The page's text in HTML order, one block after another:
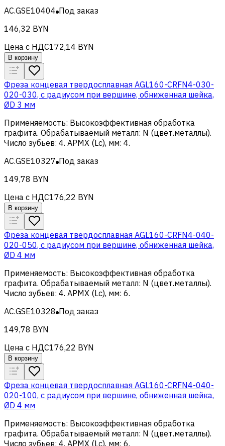
AC.GSE10404 Под заказ
146,32 BYN
Цена с НДС172,14 BYN
В корзину
Фреза концевая твердосплавная AGL160-CRFN4-030-
020-030, с радиусом при вершине, обниженная шейка,
ØD 3 мм
Применяемость: Высокоэффективная обработка
графита. Обрабатываемый металл: N (цвет.металлы).
Число зубьев: 4. APMX (Lc), мм: 4.
AC.GSE10327 Под заказ
149,78 BYN
Цена с НДС176,22 BYN
В корзину
Фреза концевая твердосплавная AGL160-CRFN4-040-
020-050, с радиусом при вершине, обниженная шейка,
ØD 4 мм
Применяемость: Высокоэффективная обработка
графита. Обрабатываемый металл: N (цвет.металлы).
Число зубьев: 4. APMX (Lc), мм: 6.
AC.GSE10328 Под заказ
149,78 BYN
Цена с НДС176,22 BYN
В корзину
Фреза концевая твердосплавная AGL160-CRFN4-040-
020-100, с радиусом при вершине, обниженная шейка,
ØD 4 мм
Применяемость: Высокоэффективная обработка
графита. Обрабатываемый металл: N (цвет.металлы).
Число зубьев: 4. APMX (Lc), мм: 6.